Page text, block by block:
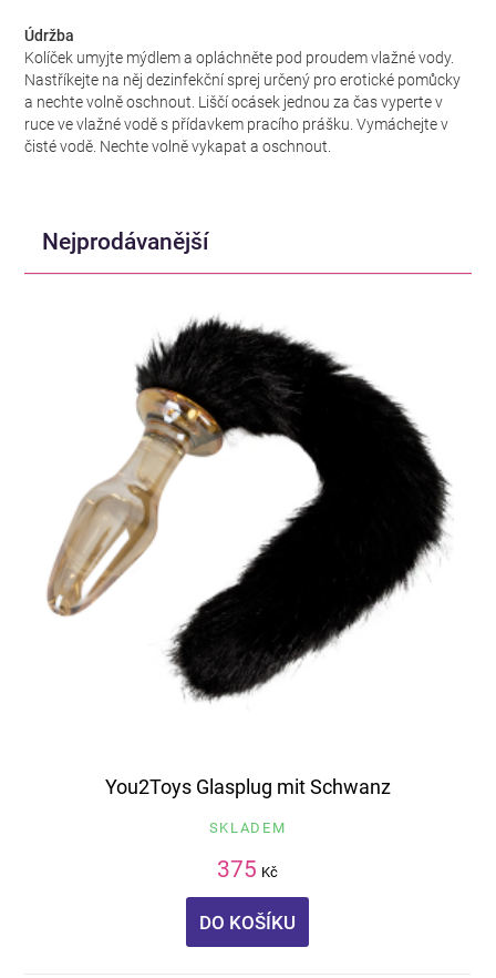
Údržba
Kolíček umyjte mýdlem a opláchněte pod proudem vlažné vody.
Nastříkejte na něj dezinfekční sprej určený pro erotické pomůcky
a nechte volně oschnout. Liščí ocásek jednou za čas vyperte v
ruce ve vlažné vodě s přídavkem pracího prášku. Vymáchejte v
čisté vodě. Nechte volně vykapat a oschnout.
Nejprodávanější
You2Toys Glasplug mit Schwanz
SKLADEM
375 Kč
DO KOŠÍKU